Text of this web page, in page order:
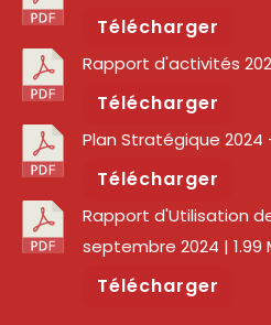
Télécharger
Rapport d'activités
Télécharger
Plan Stratégique 2024
Télécharger
Rapport d'Utilisation
septembre 2024 | 1.99
Télécharger